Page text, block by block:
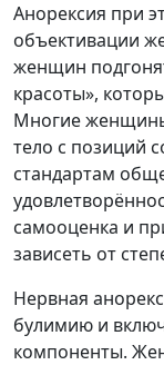
Анорексия при
объективации
женщин
красоты»,
Многие
тело с позиций
стандартам
самооценка и
зависеть от
Нервная
булимию и
компоненты.